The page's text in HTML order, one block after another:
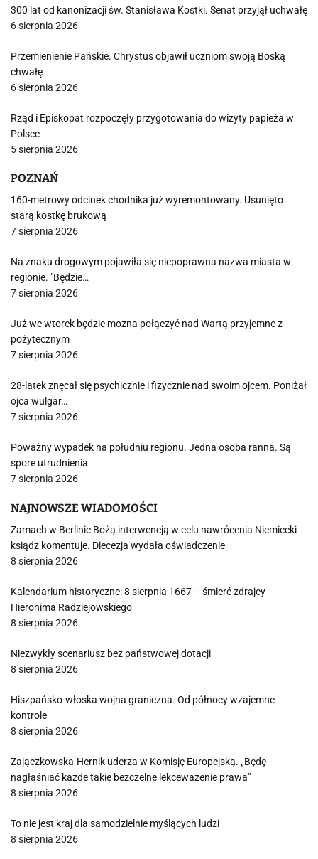
300 lat od kanonizacji św. Stanisława Kostki. Senat przyjął uchwałę
6 sierpnia 2026
Przemienienie Pańskie. Chrystus objawił uczniom swoją Boską
chwałę
6 sierpnia 2026
Rząd i Episkopat rozpoczęły przygotowania do wizyty papieża w
Polsce
5 sierpnia 2026
POZNAŃ
160-metrowy odcinek chodnika już wyremontowany. Usunięto
starą kostkę brukową
7 sierpnia 2026
Na znaku drogowym pojawiła się niepoprawna nazwa miasta w
regionie. "Będzie…
7 sierpnia 2026
Już we wtorek będzie można połączyć nad Wartą przyjemne z
pożytecznym
7 sierpnia 2026
28-latek znęcał się psychicznie i fizycznie nad swoim ojcem. Poniżał
ojca wulgar…
7 sierpnia 2026
Poważny wypadek na południu regionu. Jedna osoba ranna. Są
spore utrudnienia
7 sierpnia 2026
NAJNOWSZE WIADOMOŚCI
Zamach w Berlinie Bożą interwencją w celu nawrócenia Niemiecki
ksiądz komentuje. Diecezja wydała oświadczenie
8 sierpnia 2026
Kalendarium historyczne: 8 sierpnia 1667 – śmierć zdrajcy
Hieronima Radziejowskiego
8 sierpnia 2026
Niezwykły scenariusz bez państwowej dotacji
8 sierpnia 2026
Hiszpańsko-włoska wojna graniczna. Od północy wzajemne
kontrole
8 sierpnia 2026
Zajączkowska-Hernik uderza w Komisję Europejską. „Będę
nagłaśniać każde takie bezczelne lekceważenie prawa”
8 sierpnia 2026
To nie jest kraj dla samodzielnie myślących ludzi
8 sierpnia 2026